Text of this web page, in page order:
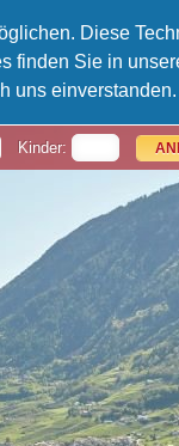
Diese
finden Sie in
uns einverstanden.
Kinder: